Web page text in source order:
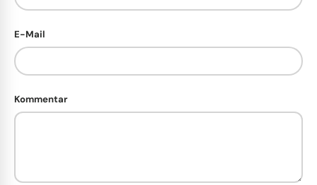
E-Mail
Kommentar